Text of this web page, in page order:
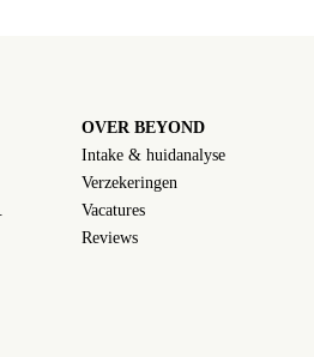
OVER BEYOND
Intake & huidanalyse
Verzekeringen
Vacatures
Reviews